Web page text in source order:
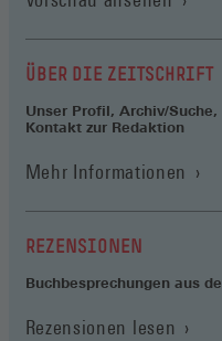
ÜBER DIE ZEITSCHRIFT
Unser Profil, Archiv/
Kontakt zur Redaktion
Mehr Informationen
REZENSIONEN
Buchbesprechungen aus
Rezensionen lesen